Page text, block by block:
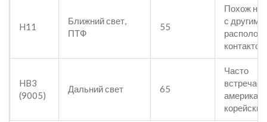
H11
Ближний свет,
ПТФ
55
Похож на
с другим
контактов
HB3
(9005)
Дальний свет 65
Часто